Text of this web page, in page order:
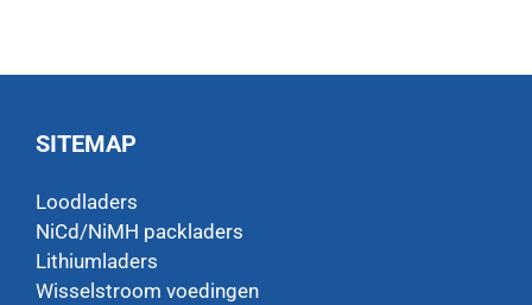
SITEMAP
Loodladers
NiCd/NiMH packladers
Lithiumladers
Wisselstroom voedingen